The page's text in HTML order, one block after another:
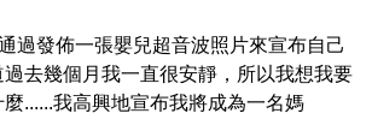
過發佈一張嬰兒超音波照片來宣布自己
去幾個月我一直很安靜，所以我想我要
......我高興地宣布我將成為一名媽